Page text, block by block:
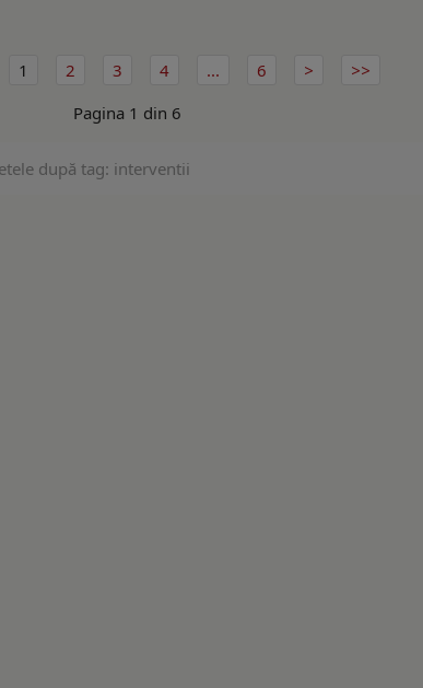
1 2 3 4 ...
6
Pagina 1 din 6
după tag: interventii